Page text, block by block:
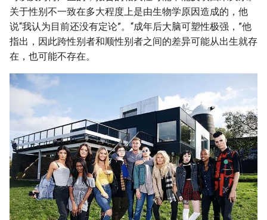
关于性别不一致在多大程度上是由生物学原因造成的，他
说“我认为目前还没有定论”。“成年后大脑可塑性极强，”他
指出，因此跨性别者和顺性别者之间的差异可能从出生就存
在，也可能不存在。